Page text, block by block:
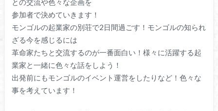
との交流や色々な企画を
参加者で決めていきます！
モンゴルの起業家の別荘で2日間過ごす！モンゴルの知られ
ざる今を感じるには
革命家たちと交流するのが一番面白い！様々に活躍する起
業家と一緒に色々な話をしよう！
出発前にもモンゴルのイベント運営をしたりなど！色々な
事を考えています！